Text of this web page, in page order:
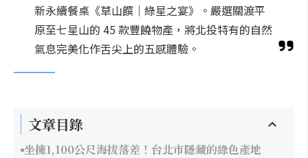
新永續餐桌《草山饌｜綠星之宴》。嚴選關渡平
原至七星山的 45 款豐饒物產，將北投特有的自然
氣息完美化作舌尖上的五感體驗。
文章目錄
坐擁1,100公尺海拔落差！台北市隱藏的綠色產地